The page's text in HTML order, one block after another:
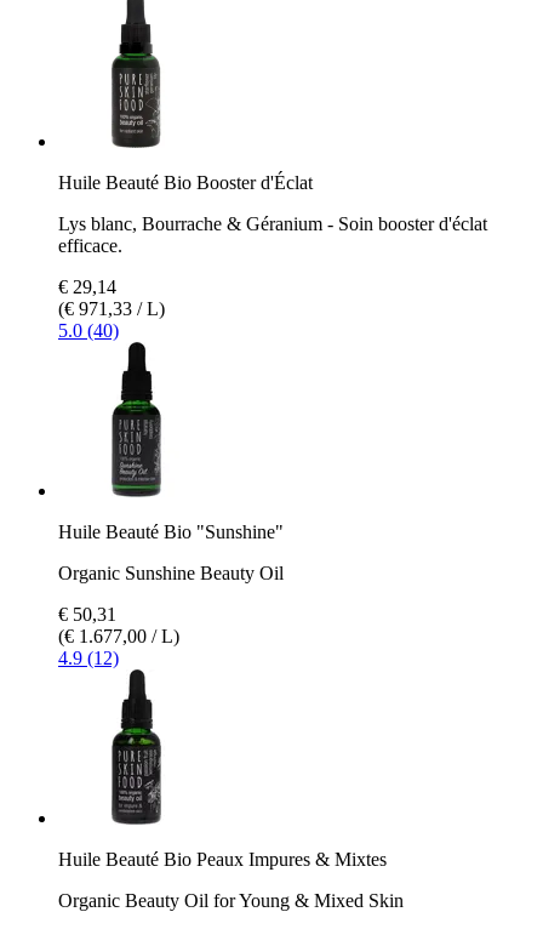
Huile Beauté Bio Booster d'Éclat
Lys blanc, Bourrache & Géranium - Soin booster d'éclat
efficace.
€ 29,14
(€ 971,33 / L)
5.0 (40)
Huile Beauté Bio "Sunshine"
Organic Sunshine Beauty Oil
€ 50,31
(€ 1.677,00 / L)
4.9 (12)
Huile Beauté Bio Peaux Impures & Mixtes
Organic Beauty Oil for Young & Mixed Skin